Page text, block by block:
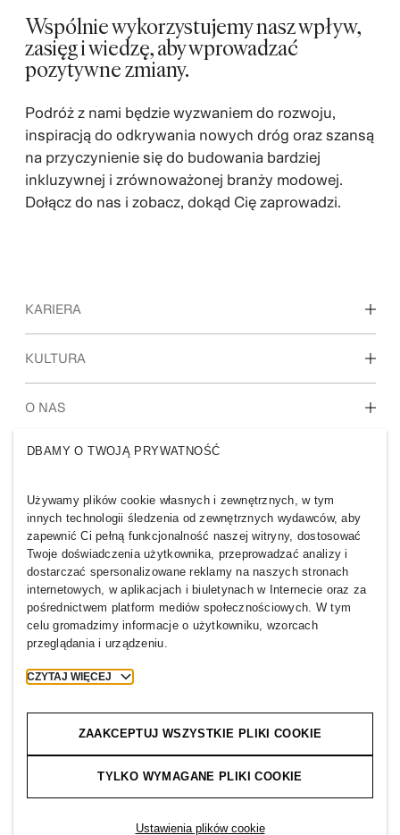
Wspólnie wykorzystujemy nasz wpływ,
zasięg i wiedzę, aby wprowadzać
pozytywne zmiany.
Podróż z nami będzie wyzwaniem do rozwoju,
inspiracją do odkrywania nowych dróg oraz szansą
na przyczynienie się do budowania bardziej
inkluzywnej i zrównoważonej branży modowej.
Dołącz do nas i zobacz, dokąd Cię zaprowadzi.
KARIERA
Odkryj nasze miejsca pracy
KULTURA
Nasza kultura i benefity
O NAS
Kim jesteśmy
Inkluzywność & Różnorodność
H&M GROUP
Poznaj Grupę
POLAND
Media
Ciasteczka
2026 H & M Hennes and Mauritz AB.
DBAMY O TWOJĄ PRYWATNOŚĆ
Używamy plików cookie własnych i zewnętrznych, w tym
innych technologii śledzenia od zewnętrznych wydawców, aby
zapewnić Ci pełną funkcjonalność naszej witryny, dostosować
Twoje doświadczenia użytkownika, przeprowadzać analizy i
dostarczać spersonalizowane reklamy na naszych stronach
internetowych, w aplikacjach i biuletynach w Internecie oraz za
pośrednictwem platform mediów społecznościowych. W tym
celu gromadzimy informacje o użytkowniku, wzorcach
przeglądania i urządzeniu.
CZYTAJ WIĘCEJ
ZAAKCEPTUJ WSZYSTKIE PLIKI COOKIE
TYLKO WYMAGANE PLIKI COOKIE
Ustawienia plików cookie